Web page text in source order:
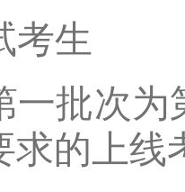
考生
一批次
求的上线